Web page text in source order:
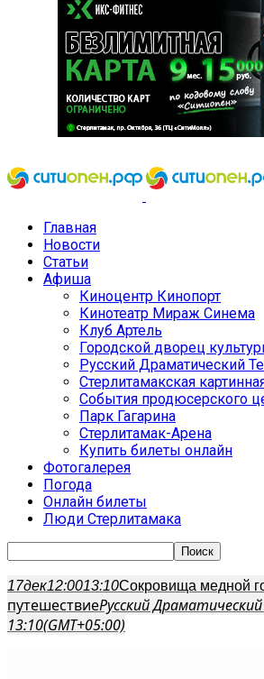
Главная
Новости
Статьи
Афиша
Киноцентр Кинопорт
Кинотеатр Мираж Синема
Клуб Артель
Городской дворец
Русский Драматический
Стерлитамакская
События продюсерского
Парк Гагарина
Стерлитамак-Арена
Купить билеты онлайн
Фотогалерея
Погода
Онлайн билеты
Люди Стерлитамака
17дек12:0013:10Сокровища медной
путешествиеРусский
13:10(GMT+05:00)